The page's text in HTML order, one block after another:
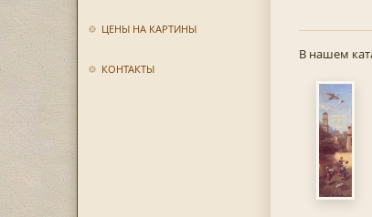
ЦЕНЫ НА КАРТИНЫ
КОНТАКТЫ
В нашем